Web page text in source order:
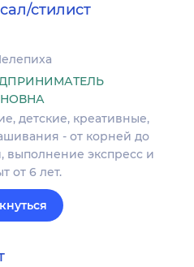
стилист
детские, креативные,
- от корней до
выполнение экспресс и
от 6 лет.